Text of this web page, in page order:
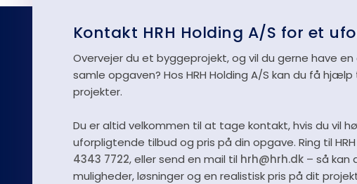
Kontakt HRH Holding A/S for et
Overvejer du et byggeprojekt, og vil du gerne have
samle opgaven? Hos HRH Holding A/S kan du få
projekter.
Du er altid velkommen til at tage kontakt, hvis du vil
uforpligtende tilbud og pris på din opgave. Ring til
4343 7722, eller send en mail til hrh@hrh.dk– så kan
muligheder, løsninger og en realistisk pris på dit